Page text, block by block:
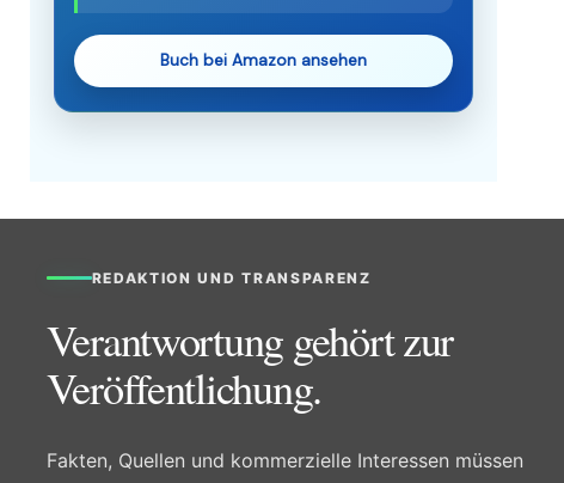
Buch bei Amazon ansehen
REDAKTION UND TRANSPARENZ
Verantwortung gehört zur
Veröffentlichung.
Fakten, Quellen und kommerzielle Interessen müssen